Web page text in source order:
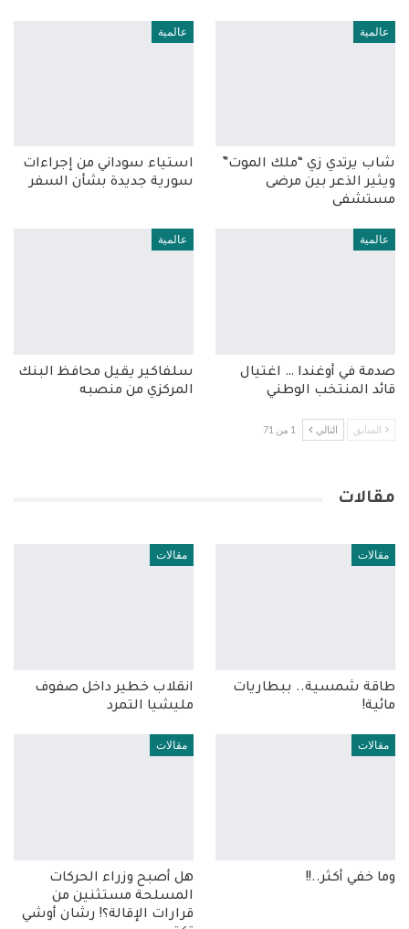
عالمية
شاب يرتدي زي “ملك الموت”
ويثير الذعر بين مرضى
مستشفى
عالمية
استياء سوداني من إجراءات
سورية جديدة بشأن السفر
عالمية
صدمة في أوغندا … اغتيال
قائد المنتخب الوطني
عالمية
سلفاكير يقيل محافظ البنك
المركزي من منصبه
السابق التالي 1 من 71
مقالات
مقالات
طاقة شمسية.. ببطاريات
مائية!
مقالات
انقلاب خطير داخل صفوف
مليشيا التمرد
مقالات
وما خفي أكثر..!!
مقالات
هل أصبح وزراء الحركات
المسلحة مستثنين من
قرارات الإقالة؟! رشان أوشي